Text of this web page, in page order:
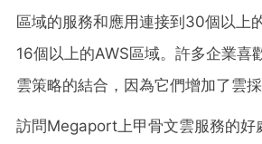
區域的服務和應用連接到30個以上
16個以上的AWS區域。許多企業喜
雲策略的結合，因為它們增加了雲採
訪問Megaport上甲骨文雲服務的好